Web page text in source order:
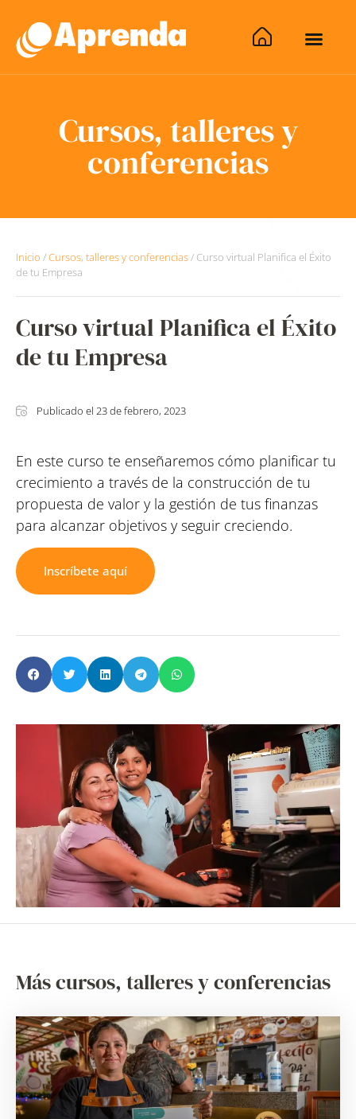
Cursos, talleres y
conferencias
Inicio /Cursos, talleres y conferencias/ Curso virtual Planifica el Éxito
de tu Empresa
Curso virtual Planifica el Éxito
de tu Empresa
Publicado el 23 de febrero, 2023
En este curso te enseñaremos cómo planificar tu
crecimiento a través de la construcción de tu
propuesta de valor y la gestión de tus finanzas
para alcanzar objetivos y seguir creciendo.
Inscríbete aquí
Más cursos, talleres y conferencias